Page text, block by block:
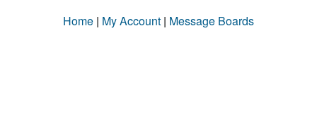
Home | My Account | Message Boards